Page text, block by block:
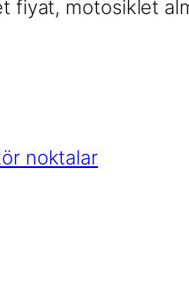
fiyat, motosiklet
noktalar